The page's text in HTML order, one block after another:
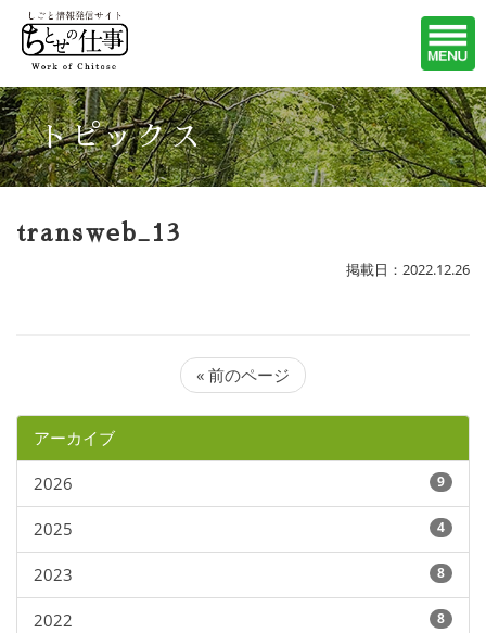
トピックス
transweb_13
掲載日：2022.12.26
« 前のページ
アーカイブ
2026 9
2025 4
2023 8
2022 8